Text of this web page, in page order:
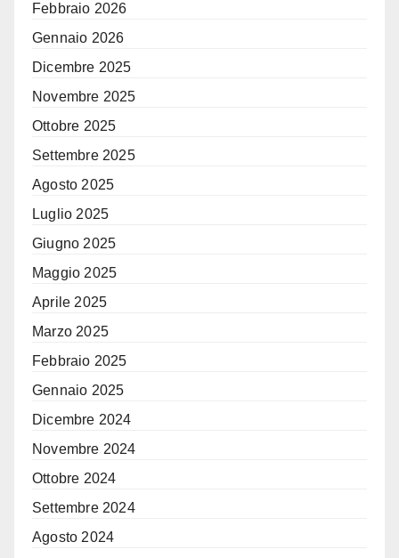
Febbraio 2026
Gennaio 2026
Dicembre 2025
Novembre 2025
Ottobre 2025
Settembre 2025
Agosto 2025
Luglio 2025
Giugno 2025
Maggio 2025
Aprile 2025
Marzo 2025
Febbraio 2025
Gennaio 2025
Dicembre 2024
Novembre 2024
Ottobre 2024
Settembre 2024
Agosto 2024